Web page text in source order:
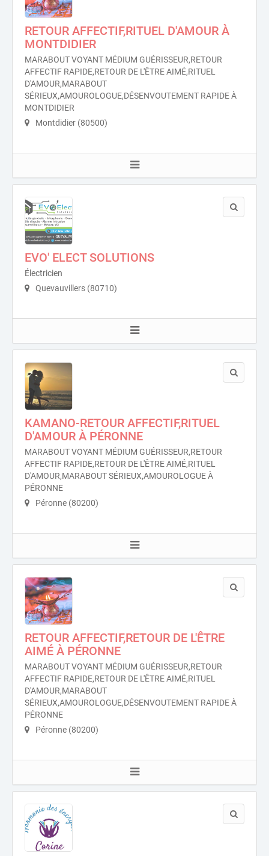
RETOUR AFFECTIF,RITUEL D'AMOUR À
MONTDIDIER
MARABOUT VOYANT MÉDIUM GUÉRISSEUR,RETOUR
AFFECTIF RAPIDE,RETOUR DE L'ÊTRE AIMÉ,RITUEL
D'AMOUR,MARABOUT
SÉRIEUX,AMOUROLOGUE,DÉSENVOUTEMENT RAPIDE À
MONTDIDIER
Montdidier (80500)
EVO' ELECT SOLUTIONS
Électricien
Quevauvillers (80710)
KAMANO-RETOUR AFFECTIF,RITUEL
D'AMOUR À PÉRONNE
MARABOUT VOYANT MÉDIUM GUÉRISSEUR,RETOUR
AFFECTIF RAPIDE,RETOUR DE L'ÊTRE AIMÉ,RITUEL
D'AMOUR,MARABOUT SÉRIEUX,AMOUROLOGUE À
PÉRONNE
Péronne (80200)
RETOUR AFFECTIF,RETOUR DE L'ÊTRE
AIMÉ À PÉRONNE
MARABOUT VOYANT MÉDIUM GUÉRISSEUR,RETOUR
AFFECTIF RAPIDE,RETOUR DE L'ÊTRE AIMÉ,RITUEL
D'AMOUR,MARABOUT
SÉRIEUX,AMOUROLOGUE,DÉSENVOUTEMENT RAPIDE À
PÉRONNE
Péronne (80200)